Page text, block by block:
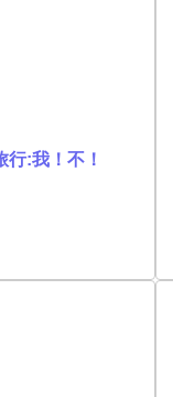
行:我！不！